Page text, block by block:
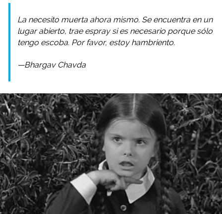
La necesito muerta ahora mismo. Se encuentra en un
lugar abierto, trae espray si es necesario porque sólo
tengo escoba. Por favor, estoy hambriento.
—Bhargav Chavda